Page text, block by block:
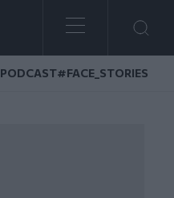
PODCAST#FACE_STORIES